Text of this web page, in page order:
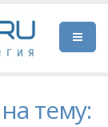
тему: